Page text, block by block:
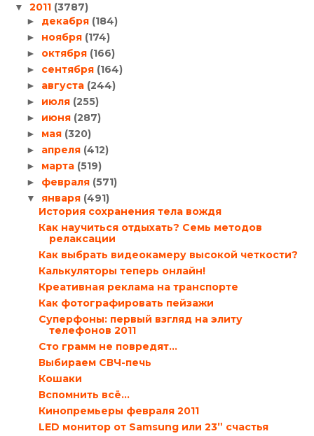
▼ 2011 (3787)
► декабря (184)
► ноября (174)
► октября (166)
► сентября (164)
► августа (244)
► июля (255)
► июня (287)
► мая (320)
► апреля (412)
► марта (519)
► февраля (571)
▼ января (491)
История сохранения тела вождя
Как научиться отдыхать? Семь методов
релаксации
Как выбрать видеокамеру высокой четкости?
Калькуляторы теперь онлайн!
Креативная реклама на транспорте
Как фотографировать пейзажи
Суперфоны: первый взгляд на элиту
телефонов 2011
Сто грамм не повредят…
Выбираем СВЧ-печь
Кошаки
Вспомнить всё...
Кинопремьеры февраля 2011
LED монитор от Samsung или 23” счастья